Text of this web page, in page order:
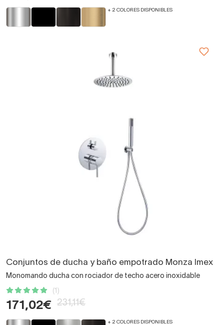
+ 2 COLORES DISPONIBLES
Conjuntos de ducha y baño empotrado Monza Imex
Monomando ducha con rociador de techo acero inoxidable
(1)
171,02€ 231,11€
+ 2 COLORES DISPONIBLES